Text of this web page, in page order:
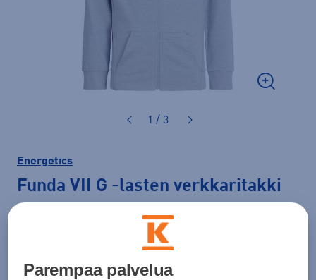
1 / 3
Energetics
Funda VII G -lasten verkkaritakki
Hinta verkossa
30pv alin hinta: 20,00 €
Lisätietoa
Parempaa palvelua